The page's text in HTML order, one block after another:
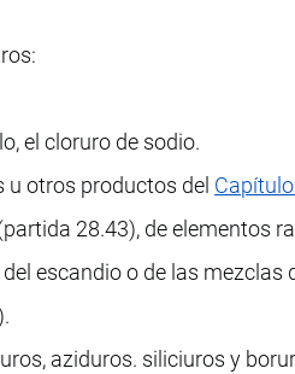
el cloruro de sodio.
otros productos del
28.43), de elementos
escandio o de las
aziduros. siliciuros y